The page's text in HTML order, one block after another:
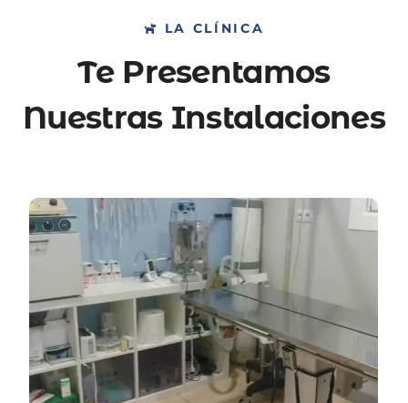
LA CLÍNICA
Te Presentamos
Nuestras Instalaciones